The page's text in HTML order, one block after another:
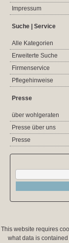
Impressum
Suche | Service
Alle Kategorien
Erweiterte Suche
Firmenservice
Pflegehinweise
Presse
über wohlgeraten
Presse über uns
Presse
This website requires
what data is